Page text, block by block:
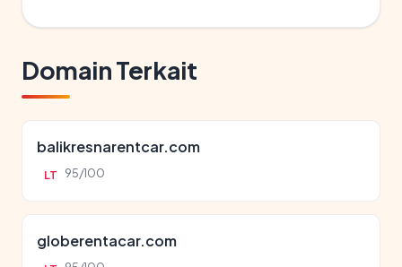
Domain Terkait
balikresnarentcar.com
LT 95/100
globerentacar.com